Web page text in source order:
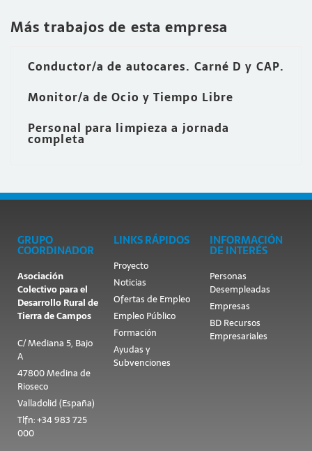
Más trabajos de esta empresa
Conductor/a de autocares. Carné D y CAP.
Monitor/a de Ocio y Tiempo Libre
Personal para limpieza a jornada
completa
GRUPO
COORDINADOR
Asociación
Colectivo para el
Desarrollo Rural de
Tierra de Campos
C/ Mediana 5, Bajo
A
47800 Medina de
Rioseco
Valladolid (España)
Tlfn: +34 983 725
000
LINKS RÁPIDOS
Proyecto
Noticias
Ofertas de Empleo
Empleo Público
Formación
Ayudas y
Subvenciones
INFORMACIÓN
DE INTERÉS
Personas
Desempleadas
Empresas
BD Recursos
Empresariales